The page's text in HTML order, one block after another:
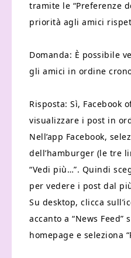
tramite le “Preferenze
priorità agli amici
Domanda: È possibile
gli amici in ordine
Risposta: Sì, Facebook
visualizzare i post in
Nell’app Facebook,
dell’hamburger (le tre
“Vedi più…”. Quindi
per vedere i post dal
Su desktop, clicca
accanto a “News
homepage e seleziona